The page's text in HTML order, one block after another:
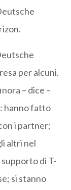
per alcuni.
– dice –
hanno fatto
i partner;
altri nel
di T-
si stanno